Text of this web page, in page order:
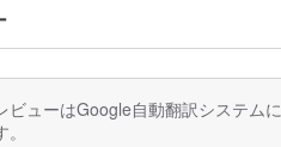
ビューはGoogle自動翻訳システム